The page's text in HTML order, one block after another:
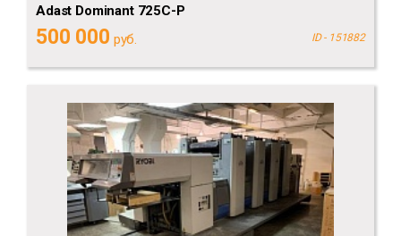
Adast Dominant 725C-P
500 000 руб. ID - 151882